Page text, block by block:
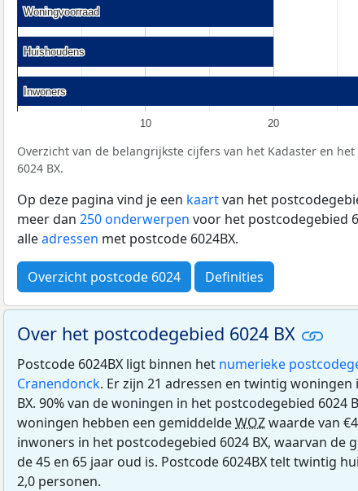
10 20
Woningvoorraad
Woningvoorraad
Huishoudens
Huishoudens
Inwoners
Inwoners
Overzicht van de belangrijkste cijfers van het Kadaster en het
6024 BX.
Op deze pagina vind je een kaartvan het
meer dan 250 onderwerpen voor het postcodegebied
alleadressen met postcode 6024BX.
Overzicht postcode 6024 Definities
Over het postcodegebied 6024 BX
Postcode 6024BX ligt binnen het numerieke
Cranendonck. Er zijn 21 adressen en twintig
BX. 90% van de woningen in het postcodegebied 6024
woningen hebben een gemiddeldeWOZwaarde van
inwoners in het postcodegebied 6024 BX, waarvan de
de 45 en 65 jaar oud is. Postcode 6024BX telt twintig
2,0 personen.